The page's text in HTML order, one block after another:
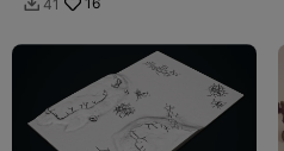
 41